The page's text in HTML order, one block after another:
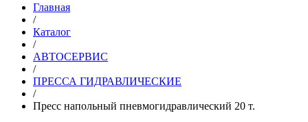
Главная
/
Каталог
/
АВТОСЕРВИС
/
ПРЕССА ГИДРАВЛИЧЕСКИЕ
/
Пресс напольный пневмогидравлический 20 т.